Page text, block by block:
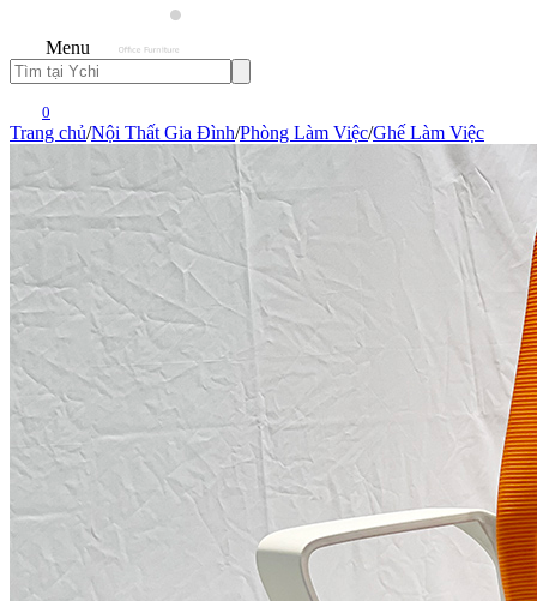
Menu
0
Trang chủ/Nội Thất Gia Đình/Phòng Làm Việc/Ghế Làm Việc